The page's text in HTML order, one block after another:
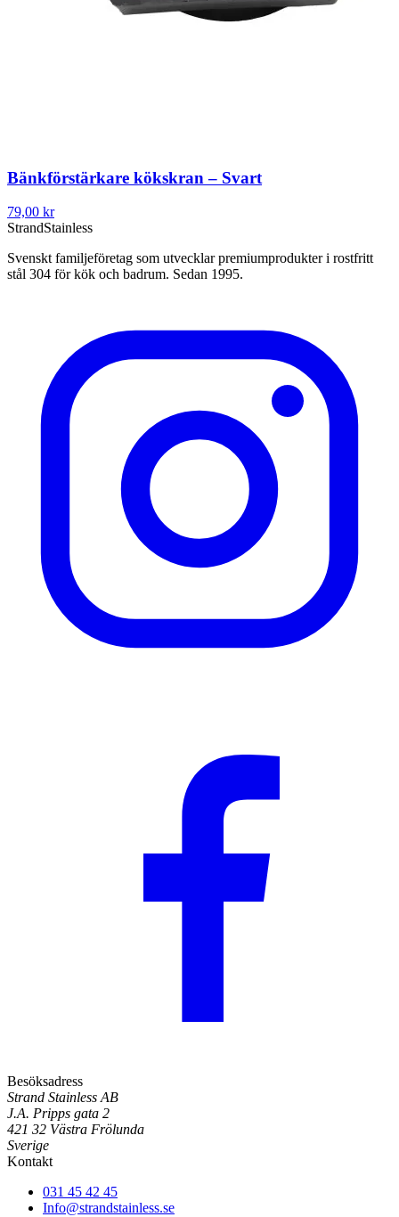
Bänkförstärkare kökskran – Svart
79,00 kr
StrandStainless
Svenskt familjeföretag som utvecklar premiumprodukter i rostfritt
stål 304 för kök och badrum. Sedan 1995.
Besöksadress
Strand Stainless AB
J.A. Pripps gata 2
421 32 Västra Frölunda
Sverige
Kontakt
031 45 42 45
Info@strandstainless.se